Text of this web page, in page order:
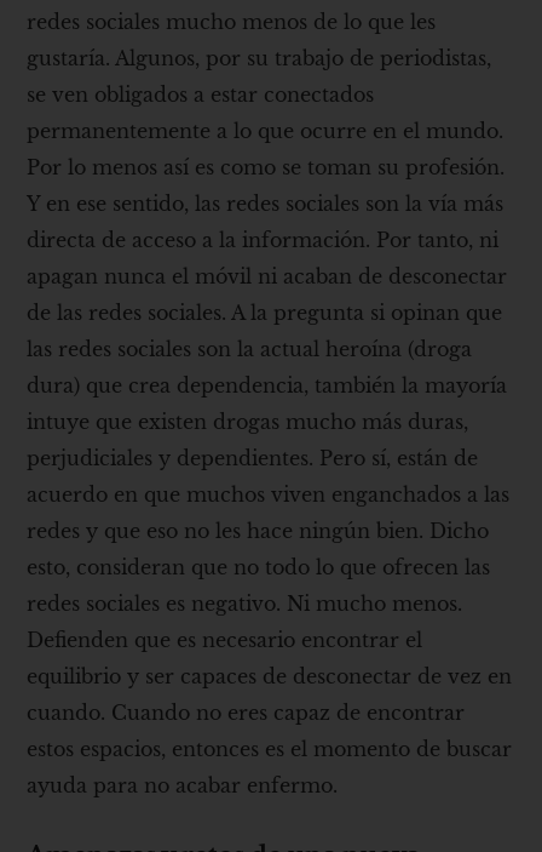
redes sociales mucho menos de lo que les
gustaría. Algunos, por su trabajo de periodistas,
se ven obligados a estar conectados
permanentemente a lo que ocurre en el mundo.
Por lo menos así es como se toman su profesión.
Y en ese sentido, las redes sociales son la vía más
directa de acceso a la información. Por tanto, ni
apagan nunca el móvil ni acaban de desconectar
de las redes sociales. A la pregunta si opinan que
las redes sociales son la actual heroína (droga
dura) que crea dependencia, también la mayoría
intuye que existen drogas mucho más duras,
perjudiciales y dependientes. Pero sí, están de
acuerdo en que muchos viven enganchados a las
redes y que eso no les hace ningún bien. Dicho
esto, consideran que no todo lo que ofrecen las
redes sociales es negativo. Ni mucho menos.
Defienden que es necesario encontrar el
equilibrio y ser capaces de desconectar de vez en
cuando. Cuando no eres capaz de encontrar
estos espacios, entonces es el momento de buscar
ayuda para no acabar enfermo.